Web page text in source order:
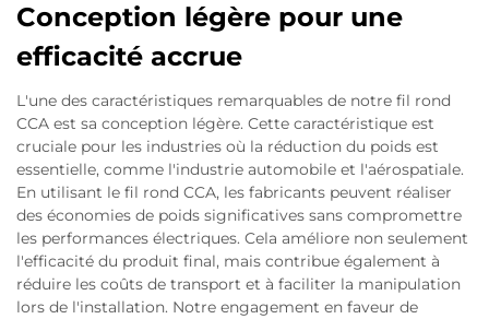
Conception légère pour une
efficacité accrue
L'une des caractéristiques remarquables de notre fil rond
CCA est sa conception légère. Cette caractéristique est
cruciale pour les industries où la réduction du poids est
essentielle, comme l'industrie automobile et l'aérospatiale.
En utilisant le fil rond CCA, les fabricants peuvent réaliser
des économies de poids significatives sans compromettre
les performances électriques. Cela améliore non seulement
l'efficacité du produit final, mais contribue également à
réduire les coûts de transport et à faciliter la manipulation
lors de l'installation. Notre engagement en faveur de